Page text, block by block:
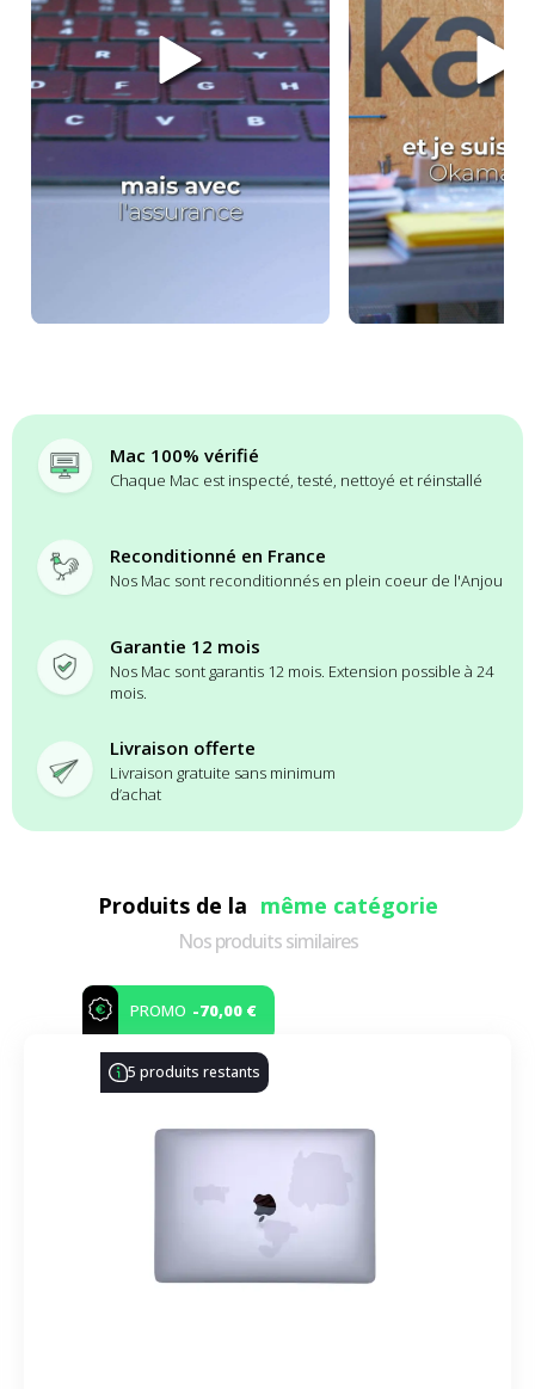
Mac 100% vérifié
Chaque Mac est inspecté, testé, nettoyé et réinstallé
Reconditionné en France
Nos Mac sont reconditionnés en plein coeur de l'Anjou
Garantie 12 mois
Nos Mac sont garantis 12 mois. Extension possible à 24
mois.
Livraison offerte
Livraison gratuite sans minimum
d’achat
Produits de la même catégorie
Nos produits similaires
PROMO -70,00 €
5 produits restants